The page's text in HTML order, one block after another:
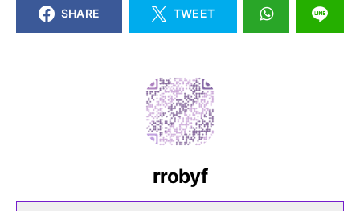
SHARE TWEET
rrobyf